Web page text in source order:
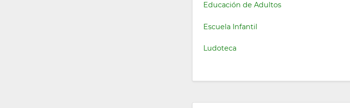
Educación de Adultos
Escuela Infantil
Ludoteca